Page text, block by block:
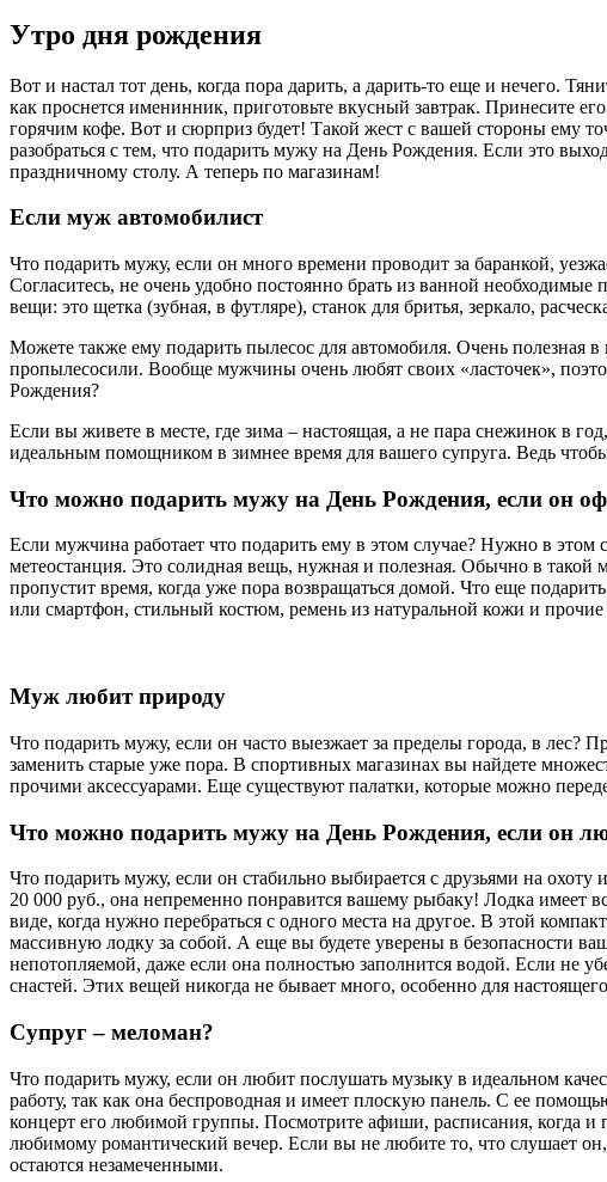
Утро дня рождения
Вот и настал тот день, когда пора дарить, а дарить-то еще и нечего.
как проснется именинник, приготовьте вкусный завтрак. Принесите
горячим кофе. Вот и сюрприз будет! Такой жест с вашей стороны ему
разобраться с тем, что подарить мужу на День Рождения. Если это
праздничному столу. А теперь по магазинам!
Если муж автомобилист
Что подарить мужу, если он много времени проводит за баранкой,
Согласитесь, не очень удобно постоянно брать из ванной
вещи: это щетка (зубная, в футляре), станок для бритья, зеркало,
Можете также ему подарить пылесос для автомобиля. Очень полезная
пропылесосили. Вообще мужчины очень любят своих «ласточек»,
Рождения?
Если вы живете в месте, где зима – настоящая, а не пара снежинок в
идеальным помощником в зимнее время для вашего супруга. Ведь
Что можно подарить мужу на День Рождения, если он
Если мужчина работает что подарить ему в этом случае? Нужно в
метеостанция. Это солидная вещь, нужная и полезная. Обычно в такой
пропустит время, когда уже пора возвращаться домой. Что еще
или смартфон, стильный костюм, ремень из натуральной кожи и
Муж любит природу
Что подарить мужу, если он часто выезжает за пределы города, в
заменить старые уже пора. В спортивных магазинах вы найдете
прочими аксессуарами. Еще существуют палатки, которые можно
Что можно подарить мужу на День Рождения, если он
Что подарить мужу, если он стабильно выбирается с друзьями на
20 000 руб., она непременно понравится вашему рыбаку! Лодка имеет
виде, когда нужно перебраться с одного места на другое. В этой
массивную лодку за собой. А еще вы будете уверены в безопасности
непотопляемой, даже если она полностью заполнится водой. Если не
снастей. Этих вещей никогда не бывает много, особенно для
Супруг – меломан?
Что подарить мужу, если он любит послушать музыку в идеальном
работу, так как она беспроводная и имеет плоскую панель. С ее
концерт его любимой группы. Посмотрите афиши, расписания, когда и
любимому романтический вечер. Если вы не любите то, что слушает
остаются незамеченными.